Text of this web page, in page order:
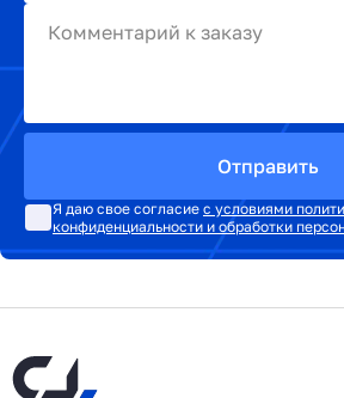
Комментарий к заказу
Отправить
Я даю свое согласие с условиями
конфиденциальности и обработки